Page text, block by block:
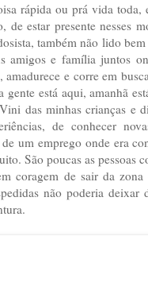
rápida ou prá vida toda,
de estar presente nesses
também não lido
amigos e família juntos
e corre em
gente está aqui, amanhã
das minhas crianças e
de conhecer
um emprego onde era
São poucas as pessoas
coragem de sair da
não poderia